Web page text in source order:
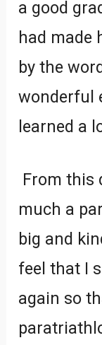
a good
had made
by the
wonderful
learned a
From this
much a
big and
feel that I
again so